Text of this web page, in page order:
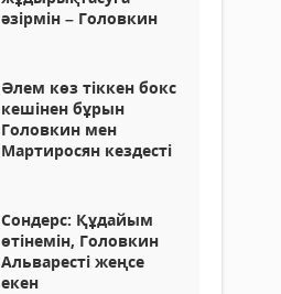
әзірмін – Головкин
Әлем көз тіккен бокс
кешінен бұрын
Головкин мен
Мартиросян кездесті
Сондерс: Құдайым
өтінемін, Головкин
Альваресті жеңсе
екен